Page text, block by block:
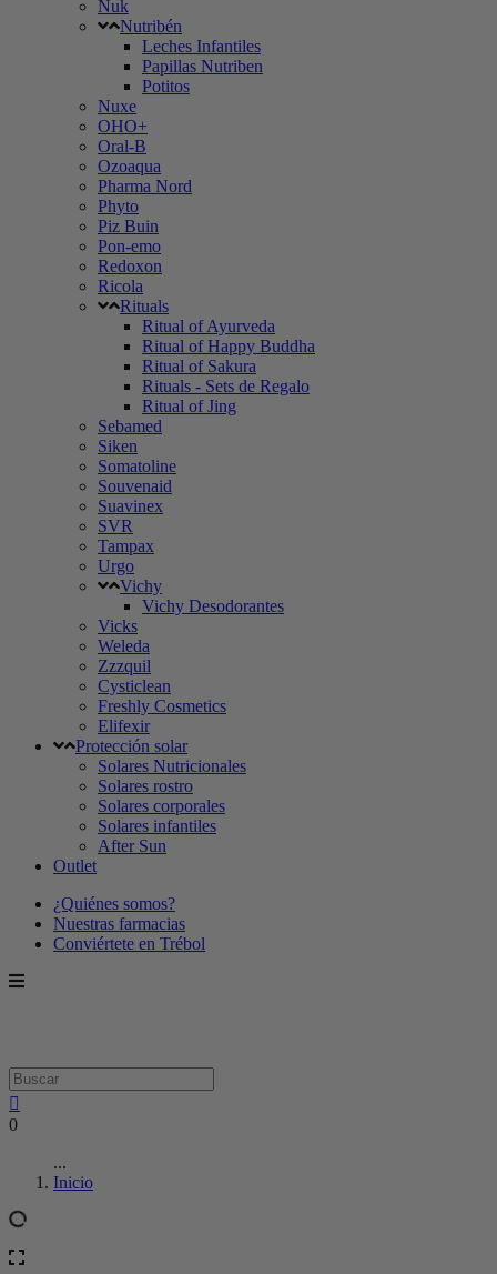
Nuk
Nutribén
Leches Infantiles
Papillas Nutriben
Potitos
Nuxe
OHO+
Oral-B
Ozoaqua
Pharma Nord
Phyto
Piz Buin
Pon-emo
Redoxon
Ricola
Rituals
Ritual of Ayurveda
Ritual of Happy Buddha
Ritual of Sakura
Rituals - Sets de Regalo
Ritual of Jing
Sebamed
Siken
Somatoline
Souvenaid
Suavinex
SVR
Tampax
Urgo
Vichy
Vichy Desodorantes
Vicks
Weleda
Zzzquil
Cysticlean
Freshly Cosmetics
Elifexir
Protección solar
Solares Nutricionales
Solares rostro
Solares corporales
Solares infantiles
After Sun
Outlet
¿Quiénes somos?
Nuestras farmacias
Conviértete en Trébol
0
...
Inicio